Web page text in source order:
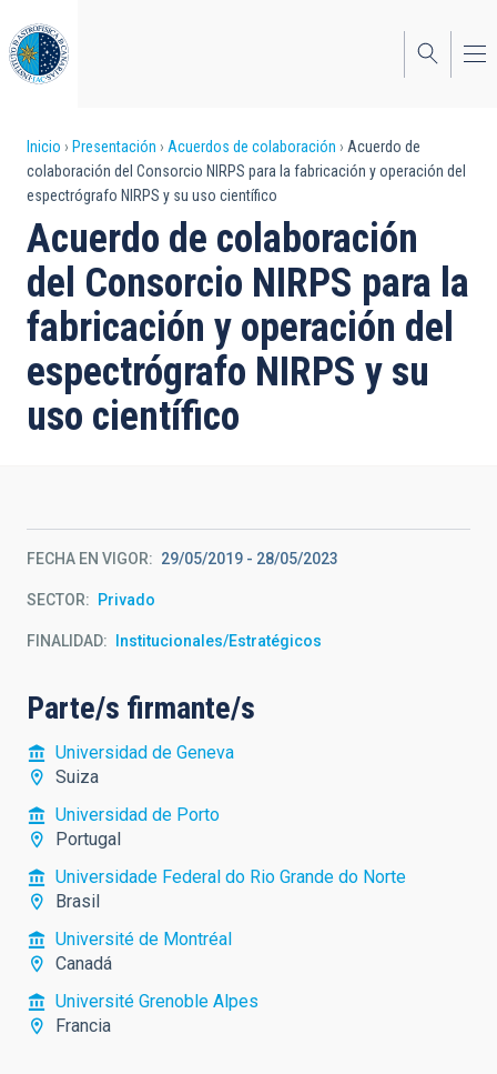
al
contenido
principal
Sobrescribir
enlaces
de
ayuda
a
la
navegación
Inicio Presentación Acuerdos de colaboración
Acuerdo de
colaboración del Consorcio NIRPS para la fabricación y operación del
espectrógrafo NIRPS y su uso científico
Acuerdo de colaboración
del Consorcio NIRPS para la
fabricación y operación del
espectrógrafo NIRPS y su
uso científico
FECHA EN VIGOR 29/05/2019 - 28/05/2023
SECTOR Privado
FINALIDAD Institucionales/Estratégicos
Parte/s firmante/s
Universidad de Geneva
Suiza
Universidad de Porto
Portugal
Universidade Federal do Rio Grande do Norte
Brasil
Université de Montréal
Canadá
Université Grenoble Alpes
Francia